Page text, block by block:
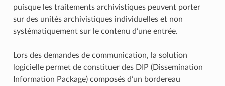
puisque les traitements archivistiques peuvent porter
sur des unités archivistiques individuelles et non
systématiquement sur le contenu d’une entrée.
Lors des demandes de communication, la solution
logicielle permet de constituer des DIP (Dissemination
Information Package) composés d’un bordereau